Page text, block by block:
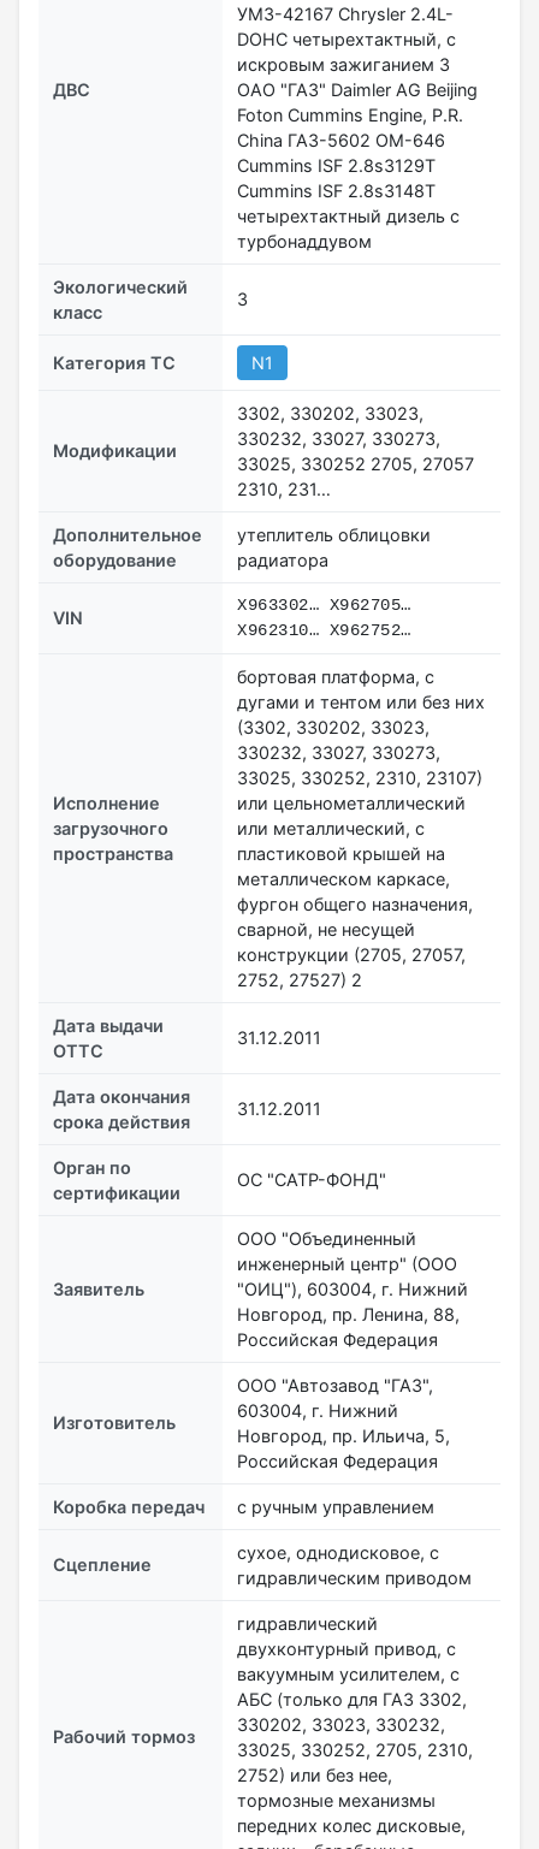
ДВС
УМЗ-42167 Chrysler 2.4L-
DOHC четырехтактный, с
искровым зажиганием 3
ОАО "ГАЗ" Daimler AG Beijing
Foton Cummins Engine, P.R.
China ГАЗ-5602 ОМ-646
Cummins ISF 2.8s3129T
Cummins ISF 2.8s3148T
четырехтактный дизель с
турбонаддувом
Экологический
класс
3
Категория ТС N1
Модификации
3302, 330202, 33023,
330232, 33027, 330273,
33025, 330252 2705, 27057
2310, 231…
Дополнительное
оборудование
утеплитель облицовки
радиатора
VIN
X963302… X962705…
X962310… X962752…
Исполнение
загрузочного
пространства
бортовая платформа, с
дугами и тентом или без них
(3302, 330202, 33023,
330232, 33027, 330273,
33025, 330252, 2310, 23107)
или цельнометаллический
или металлический, с
пластиковой крышей на
металлическом каркасе,
фургон общего назначения,
сварной, не несущей
конструкции (2705, 27057,
2752, 27527) 2
Дата выдачи
ОТТС
31.12.2011
Дата окончания
срока действия
31.12.2011
Орган по
сертификации
ОС "САТР-ФОНД"
Заявитель
ООО "Объединенный
инженерный центр" (ООО
"ОИЦ"), 603004, г. Нижний
Новгород, пр. Ленина, 88,
Российская Федерация
Изготовитель
ООО "Автозавод "ГАЗ",
603004, г. Нижний
Новгород, пр. Ильича, 5,
Российская Федерация
Коробка передач с ручным управлением
Сцепление
сухое, однодисковое, с
гидравлическим приводом
Рабочий тормоз
гидравлический
двухконтурный привод, с
вакуумным усилителем, с
АБС (только для ГАЗ 3302,
330202, 33023, 330232,
33025, 330252, 2705, 2310,
2752) или без нее,
тормозные механизмы
передних колес дисковые,